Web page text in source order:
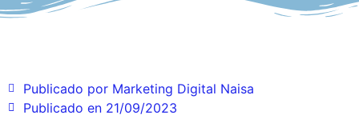
Publicado por Marketing Digital Naisa
Publicado en 21/09/2023